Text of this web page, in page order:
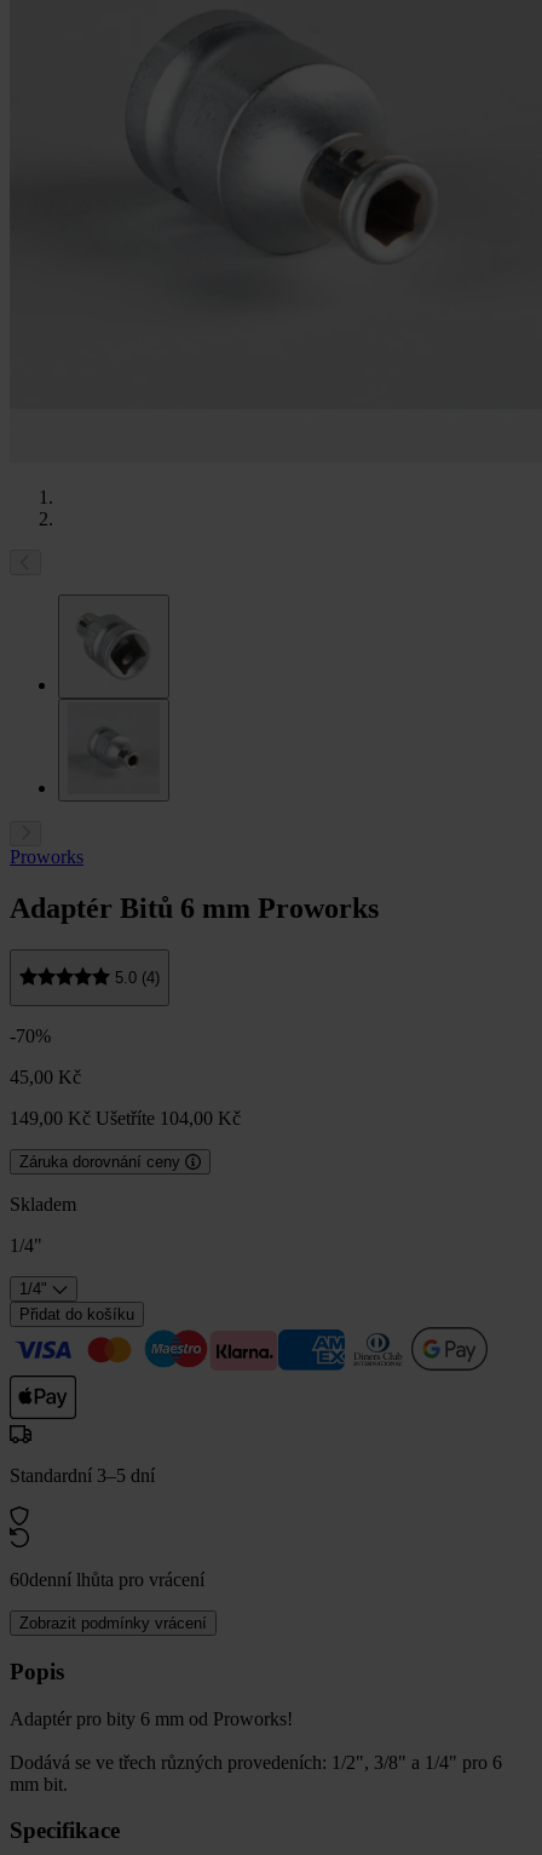
Proworks
Adaptér Bitů 6 mm Proworks
5.0 (4)
-70%
45,00 Kč
149,00 Kč Ušetříte 104,00 Kč
Záruka dorovnání ceny
Skladem
1/4"
1/4"
Přidat do košíku
Standardní 3–5 dní
60denní lhůta pro vrácení
Zobrazit podmínky vrácení
Popis
Adaptér pro bity 6 mm od Proworks!
Dodává se ve třech různých provedeních: 1/2", 3/8" a 1/4" pro 6
mm bit.
Specifikace